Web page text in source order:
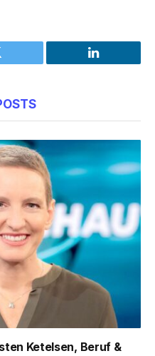
LinkedIn
Ketelsen, Beruf &